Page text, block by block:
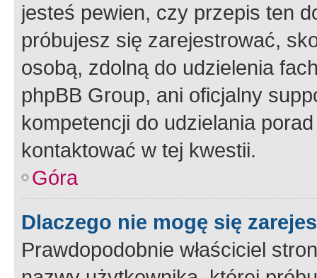
jesteś pewien, czy przepis ten
próbujesz się zarejestrować,
osobą, zdolną do udzielenia
phpBB Group, ani oficjalny
kompetencji do udzielania
kontaktować w tej kwestii.
Góra
Dlaczego nie mogę się
Prawdopodobnie właściciel